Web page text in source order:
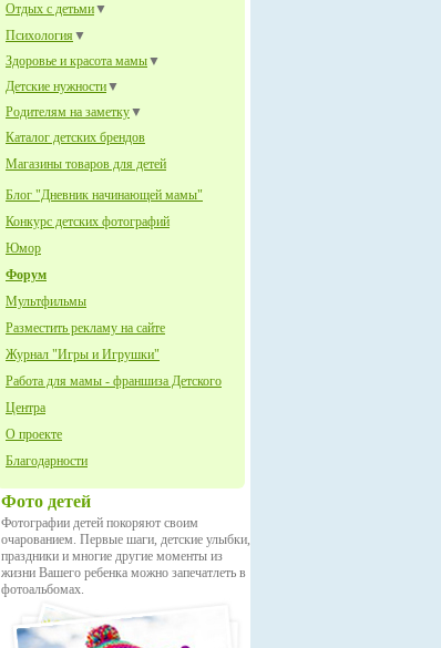
Отдых с детьми▼
Психология ▼
Здоровье и красота мамы▼
Детские нужности▼
Родителям на заметку▼
Каталог детских брендов
Магазины товаров для детей
Блог "Дневник начинающей мамы"
Конкурс детских фотографий
Юмор
Форум
Мультфильмы
Разместить рекламу на сайте
Журнал "Игры и Игрушки"
Работа для мамы - франшиза Детского
Центра
О проекте
Благодарности
Фото детей
Фотографии детей покоряют своим
очарованием. Первые шаги, детские улыбки,
праздники и многие другие моменты из
жизни Вашего ребенка можно запечатлеть в
фотоальбомах.